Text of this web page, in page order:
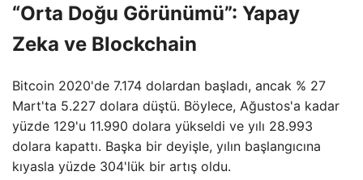
“Orta Doğu Görünümü”: Yapay
Zeka ve Blockchain
Bitcoin 2020'de 7.174 dolardan başladı, ancak % 27
Mart'ta 5.227 dolara düştü. Böylece, Ağustos'a kadar
yüzde 129'u 11.990 dolara yükseldi ve yılı 28.993
dolara kapattı. Başka bir deyişle, yılın başlangıcına
kıyasla yüzde 304'lük bir artış oldu.